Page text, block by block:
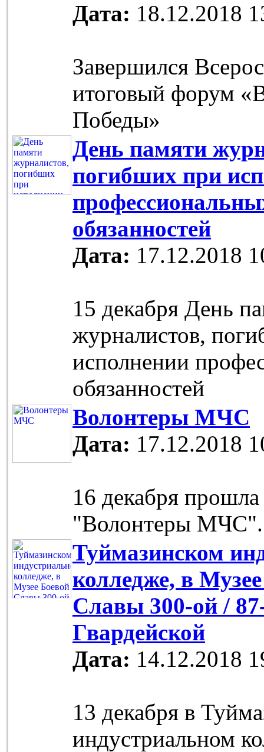
Дата: 18.12.2018
Завершился
итоговый форум
Победы»
День памяти
погибших при
обязанностей
Дата: 17.12.2018
15 декабря День
журналистов,
исполнении
обязанностей
Волонтеры МЧС
Дата: 17.12.2018
16 декабря
"Волонтеры МЧС".
Туймазинском
колледже, в
Славы 300-ой /
Гвардейской
Дата: 14.12.2018
13 декабря в
индустриальном